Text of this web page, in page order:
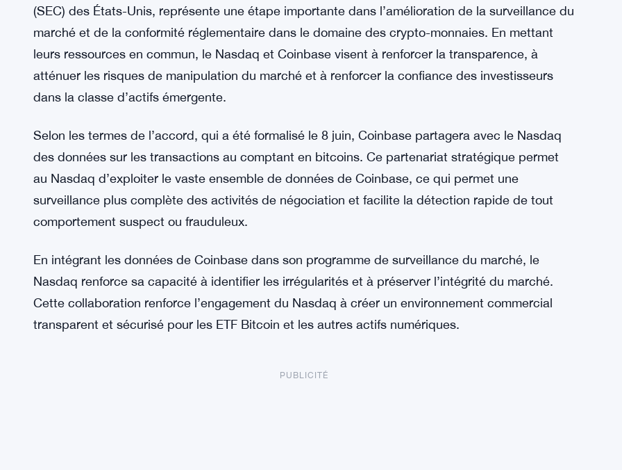
(SEC) des États-Unis, représente une étape importante dans l’amélioration de la surveillance du
marché et de la conformité réglementaire dans le domaine des crypto-monnaies. En mettant
leurs ressources en commun, le Nasdaq et Coinbase visent à renforcer la transparence, à
atténuer les risques de manipulation du marché et à renforcer la confiance des investisseurs
dans la classe d’actifs émergente.
Selon les termes de l’accord, qui a été formalisé le 8 juin, Coinbase partagera avec le Nasdaq
des données sur les transactions au comptant en bitcoins. Ce partenariat stratégique permet
au Nasdaq d’exploiter le vaste ensemble de données de Coinbase, ce qui permet une
surveillance plus complète des activités de négociation et facilite la détection rapide de tout
comportement suspect ou frauduleux.
En intégrant les données de Coinbase dans son programme de surveillance du marché, le
Nasdaq renforce sa capacité à identifier les irrégularités et à préserver l’intégrité du marché.
Cette collaboration renforce l’engagement du Nasdaq à créer un environnement commercial
transparent et sécurisé pour les ETF Bitcoin et les autres actifs numériques.
PUBLICITÉ